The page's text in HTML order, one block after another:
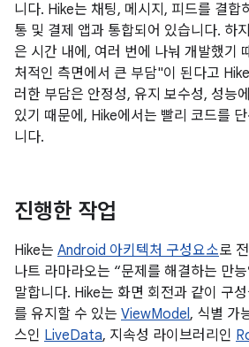
니다. Hike는 채팅, 메시지, 피드를 결합
통 및 결제 앱과 통합되어 있습니다. 하
은 시간 내에, 여러 번에 나눠 개발했기
처적인 측면에서 큰 부담"이 된다고
러한 부담은 안정성, 유지 보수성, 성능
있기 때문에, Hike에서는 빨리 코드를
니다.
진행한 작업
Hike는 Android 아키텍처 구성요소로
나트 라마라오는 “문제를 해결하는 만
말합니다. Hike는 화면 회전과 같이 구
를 유지할 수 있는 ViewModel, 식별 가
스인 LiveData, 지속성 라이브러리인